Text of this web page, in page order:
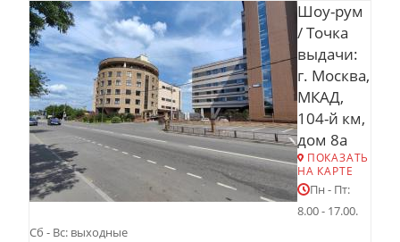
Шоу-рум
/ Точка
выдачи:
г. Москва,
МКАД,
104-й км,
дом 8а
ПОКАЗАТЬ
НА КАРТЕ
Пн - Пт:
8.00 - 17.00.
Сб - Вс: выходные